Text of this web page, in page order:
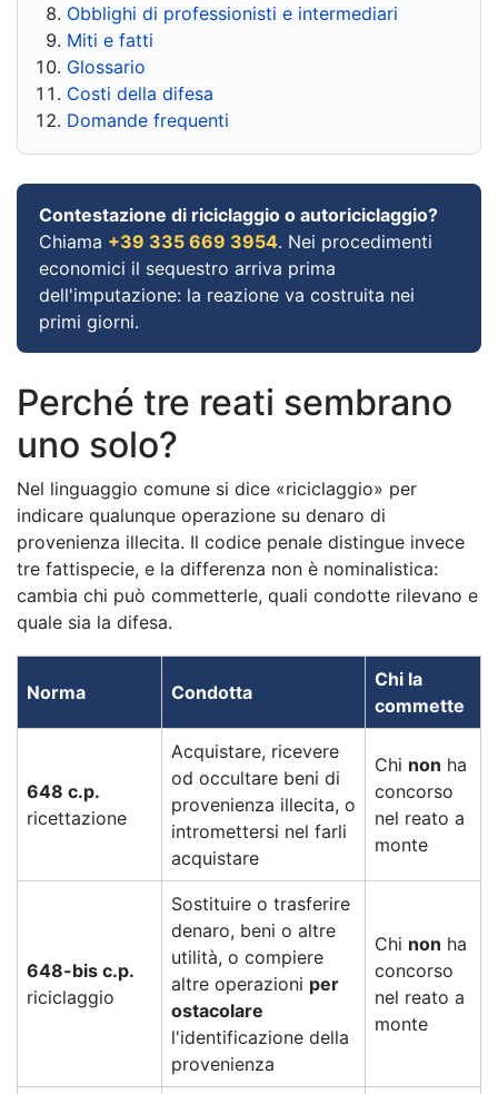
Obblighi di professionisti e intermediari
Miti e fatti
Glossario
Costi della difesa
Domande frequenti
Contestazione di riciclaggio o autoriciclaggio?
Chiama +39 335 669 3954. Nei procedimenti
economici il sequestro arriva prima
dell'imputazione: la reazione va costruita nei
primi giorni.
Perché tre reati sembrano
uno solo?
Nel linguaggio comune si dice «riciclaggio» per
indicare qualunque operazione su denaro di
provenienza illecita. Il codice penale distingue invece
tre fattispecie, e la differenza non è nominalistica:
cambia chi può commetterle, quali condotte rilevano e
quale sia la difesa.
Norma Condotta
Chi la
commette
648 c.p.
ricettazione
Acquistare, ricevere
od occultare beni di
provenienza illecita, o
intromettersi nel farli
acquistare
Chi non ha
concorso
nel reato a
monte
648-bis c.p.
riciclaggio
Sostituire o trasferire
denaro, beni o altre
utilità, o compiere
altre operazioni per
ostacolare
l'identificazione della
provenienza
Chi non ha
concorso
nel reato a
monte